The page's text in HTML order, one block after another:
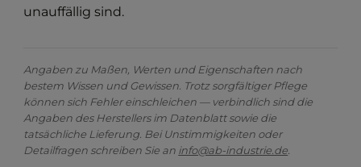
unauffällig sind.
Angaben zu Maßen, Werten und Eigenschaften nach
bestem Wissen und Gewissen. Trotz sorgfältiger Pflege
können sich Fehler einschleichen — verbindlich sind die
Angaben des Herstellers im Datenblatt sowie die
tatsächliche Lieferung. Bei Unstimmigkeiten oder
Detailfragen schreiben Sie an info@ab-industrie.de